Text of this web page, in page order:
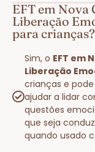
EFT em Nova
Liberação
para crianças?
Sim, o EFT em
Liberação
crianças e
ajudar a lidar
questões
que seja
quando usado